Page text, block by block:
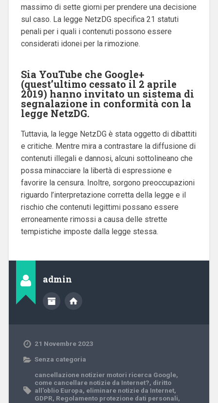
massimo di sette giorni per prendere una decisione
sul caso. La legge NetzDG specifica 21 statuti
penali per i quali i contenuti possono essere
considerati idonei per la rimozione.
Sia YouTube che Google+
(quest’ultimo cessato il 2 aprile
2019) hanno invitato un sistema di
segnalazione in conformità con la
legge NetzDG.
Tuttavia, la legge NetzDG è stata oggetto di dibattiti
e critiche. Mentre mira a contrastare la diffusione di
contenuti illegali e dannosi, alcuni sottolineano che
possa minacciare la libertà di espressione e
favorire la censura. Inoltre, sorgono preoccupazioni
riguardo l’interpretazione corretta della legge e il
rischio che contenuti legittimi possano essere
erroneamente rimossi a causa delle strette
tempistiche imposte dalla legge stessa.
admin
21 Novembre 2023
Senza categoria
cancellazione notizier motori ricerca Google,
come cancellare notizie da Internet?, diritto
all'oblio Europa, eliminare notizie da Internet,
GDPR, Regolamento protezione dati personali,